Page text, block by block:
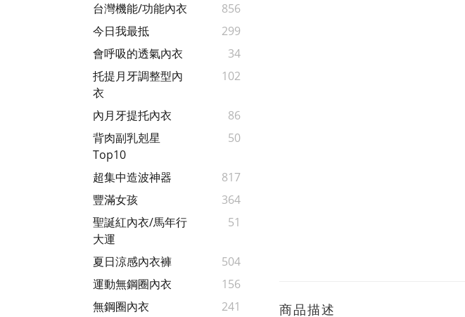
台灣機能/功能內衣
856
今日我最抵
299
會呼吸的透氣內衣
34
托提月牙調整型內
衣
102
內月牙提托內衣
86
背肉副乳剋星
Top10
50
超集中造波神器
817
豐滿女孩
364
聖誕紅內衣/馬年行
大運
51
夏日涼感內衣褲
504
運動無鋼圈內衣
156
無鋼圈內衣
241
商品描述